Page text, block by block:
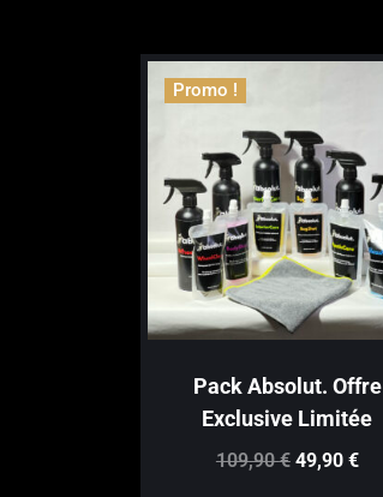
Promo !
Pack Absolut. Offre
Exclusive Limitée
109,90€ Le
49,90 €Le